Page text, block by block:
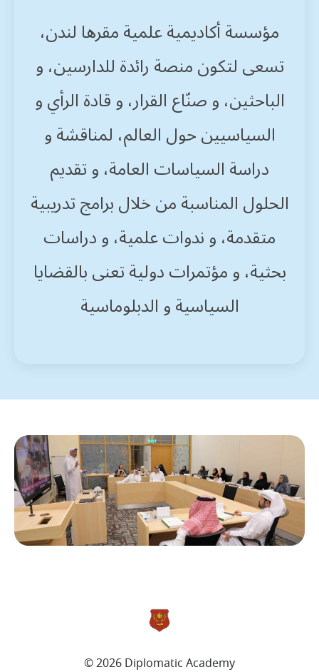
مؤسسة أكاديمية علمية مقرها لندن،
تسعى لتكون منصة رائدة للدارسين، و
الباحثين، و صنّاع القرار، و قادة الرأي و
السياسيين حول العالم، لمناقشة و
دراسة السياسات العامة، و تقديم
الحلول المناسبة من خلال برامج تدريبية
متقدمة، و ندوات علمية، و دراسات
بحثية، و مؤتمرات دولية تعنى بالقضايا
السياسية و الدبلوماسية
© 2026 Diplomatic Academy